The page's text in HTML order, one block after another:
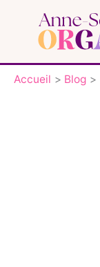
contenu
Accueil Blog